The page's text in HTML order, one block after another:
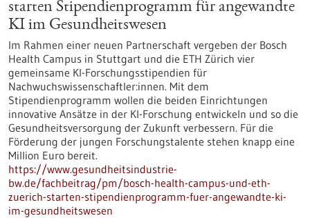
starten Stipendienprogramm für angewandte
KI im Gesundheitswesen
Im Rahmen einer neuen Partnerschaft vergeben der Bosch
Health Campus in Stuttgart und die ETH Zürich vier
gemeinsame KI-Forschungsstipendien für
Nachwuchswissenschaftler:innen. Mit dem
Stipendienprogramm wollen die beiden Einrichtungen
innovative Ansätze in der KI-Forschung entwickeln und so die
Gesundheitsversorgung der Zukunft verbessern. Für die
Förderung der jungen Forschungstalente stehen knapp eine
Million Euro bereit.
https://www.gesundheitsindustrie-
bw.de/fachbeitrag/pm/bosch-health-campus-und-eth-
zuerich-starten-stipendienprogramm-fuer-angewandte-ki-
im-gesundheitswesen